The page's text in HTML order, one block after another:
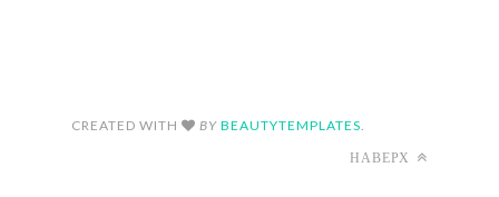
CREATED WITH BY BEAUTYTEMPLATES
НАВЕРХ